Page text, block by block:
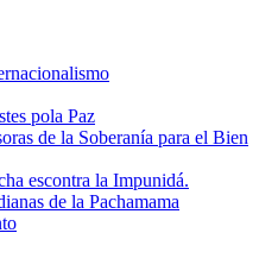
pola Paz
de la Soberanía para el Bien
escontra la Impunidá.
de la Pachamama